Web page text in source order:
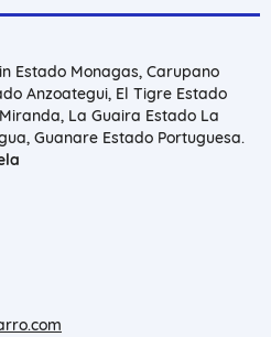
Estado Monagas, Carupano
Anzoategui, El Tigre Estado
La Guaira Estado La
Guanare Estado Portuguesa.